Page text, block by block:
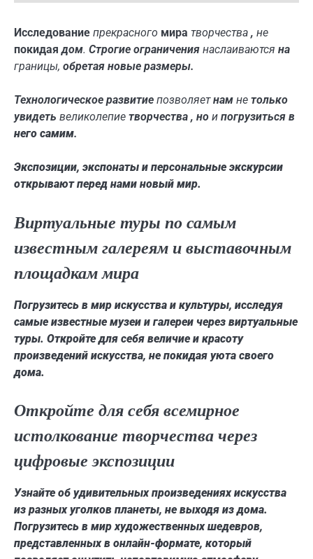
Исследование прекрасного мира творчества , не
покидая дом. Строгие ограничения наслаиваются на
границы, обретая новые размеры.
Технологическое развитие позволяет нам не только
увидеть великолепие творчества , но и погрузиться в
него самим.
Экспозиции, экспонаты и персональные экскурсии
открывают перед нами новый мир.
Виртуальные туры по самым
известным галереям и выставочным
площадкам мира
Погрузитесь в мир искусства и культуры, исследуя
самые известные музеи и галереи через виртуальные
туры. Откройте для себя величие и красоту
произведений искусства, не покидая уюта своего
дома.
Откройте для себя всемирное
истолкование творчества через
цифровые экспозиции
Узнайте об удивительных произведениях искусства
из разных уголков планеты, не выходя из дома.
Погрузитесь в мир художественных шедевров,
представленных в онлайн-формате, который